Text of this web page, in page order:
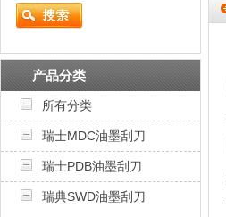
产品分类
所有分类
瑞士MDC油墨刮刀
瑞士PDB油墨刮刀
瑞典SWD油墨刮刀